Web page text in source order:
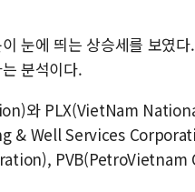
눈에 띄는 상승세를 보였
분석이다.
와 PLX(VietNam
& Well Services